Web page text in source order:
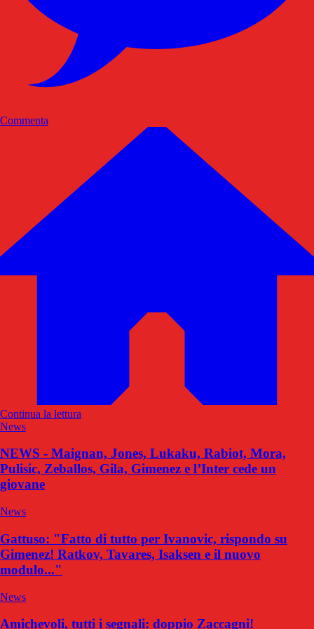
Commenta
Continua la lettura
News
NEWS - Maignan, Jones, Lukaku, Rabiot, Mora,
Pulisic, Zeballos, Gila, Gimenez e l’Inter cede un
giovane
News
Gattuso: "Fatto di tutto per Ivanovic, rispondo su
Gimenez! Ratkov, Tavares, Isaksen e il nuovo
modulo..."
News
Amichevoli, tutti i segnali: doppio Zaccagni!